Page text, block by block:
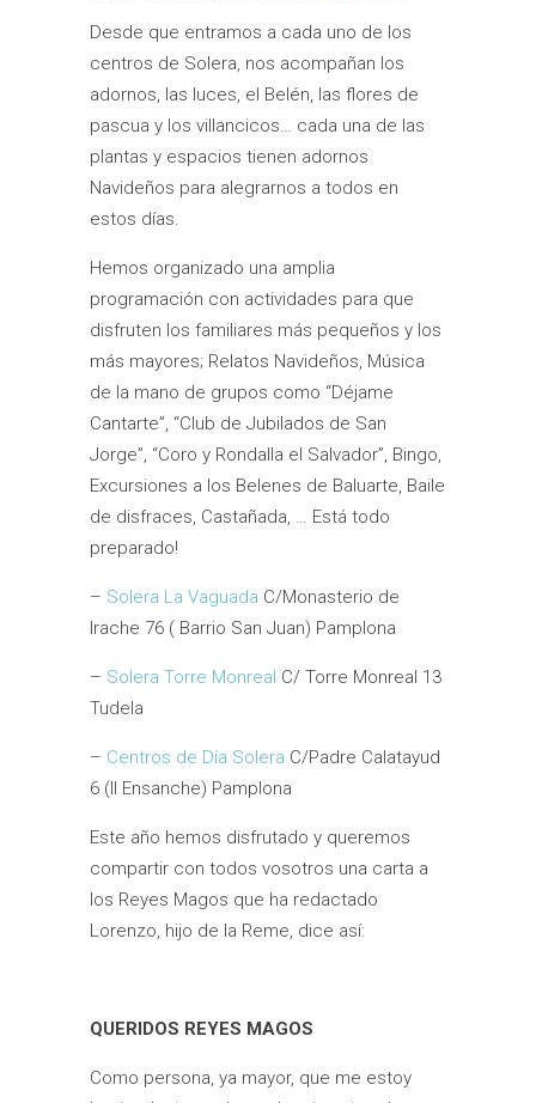
Desde que entramos a cada uno de los
centros de Solera, nos acompañan los
adornos, las luces, el Belén, las flores de
pascua y los villancicos… cada una de las
plantas y espacios tienen adornos
Navideños para alegrarnos a todos en
estos días.
Hemos organizado una amplia
programación con actividades para que
disfruten los familiares más pequeños y los
más mayores; Relatos Navideños, Música
de la mano de grupos como “Déjame
Cantarte”, “Club de Jubilados de San
Jorge”, “Coro y Rondalla el Salvador”, Bingo,
Excursiones a los Belenes de Baluarte, Baile
de disfraces, Castañada, … Está todo
preparado!
– Solera La Vaguada C/Monasterio de
Irache 76 ( Barrio San Juan) Pamplona
– Solera Torre Monreal C/ Torre Monreal 13
Tudela
– Centros de Día Solera C/Padre Calatayud
6 (II Ensanche) Pamplona
Este año hemos disfrutado y queremos
compartir con todos vosotros una carta a
los Reyes Magos que ha redactado
Lorenzo, hijo de la Reme, dice así:
QUERIDOS REYES MAGOS
Como persona, ya mayor, que me estoy